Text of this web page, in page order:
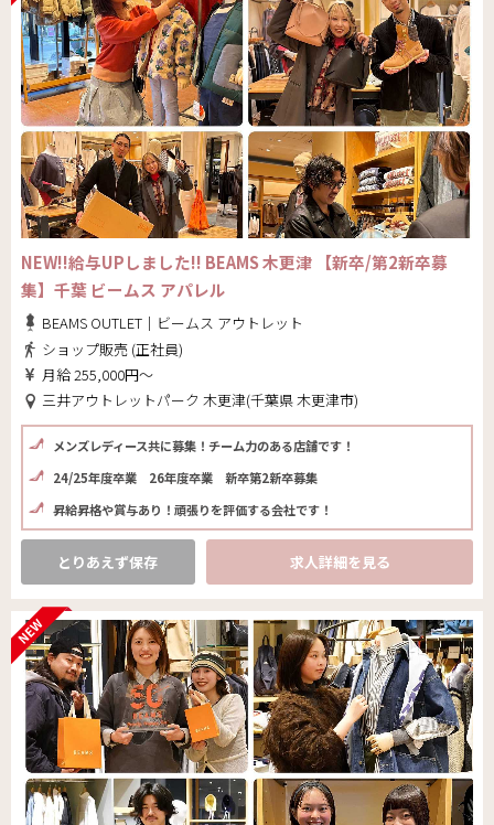
NEW!!給与UPしました!! BEAMS 木更津 【新卒/第2新卒募
集】千葉 ビームス アパレル
BEAMS OUTLET｜ビームス アウトレット
ショップ販売 (正社員)
月給 255,000円～
三井アウトレットパーク 木更津(千葉県 木更津市)
メンズレディース共に募集！チーム力のある店舗です！
24/25年度卒業 26年度卒業 新卒第2新卒募集
昇給昇格や賞与あり！頑張りを評価する会社です！
とりあえず保存 求人詳細を見る